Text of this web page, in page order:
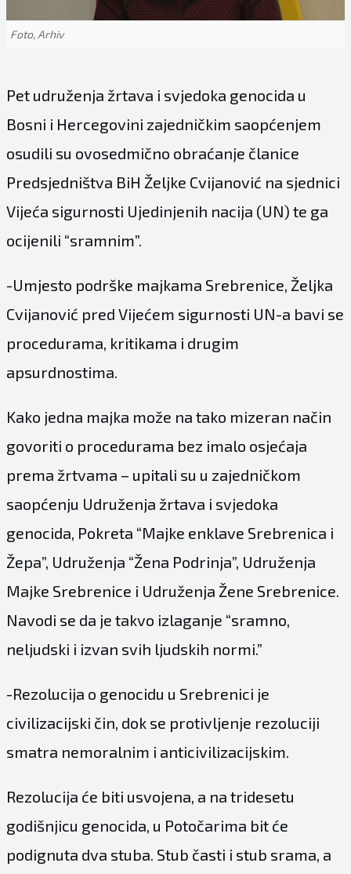
Foto, Arhiv
Pet udruženja žrtava i svjedoka genocida u
Bosni i Hercegovini zajedničkim saopćenjem
osudili su ovosedmično obraćanje članice
Predsjedništva BiH Željke Cvijanović na sjednici
Vijeća sigurnosti Ujedinjenih nacija (UN) te ga
ocijenili “sramnim”.
-Umjesto podrške majkama Srebrenice, Željka
Cvijanović pred Vijećem sigurnosti UN-a bavi se
procedurama, kritikama i drugim
apsurdnostima.
Kako jedna majka može na tako mizeran način
govoriti o procedurama bez imalo osjećaja
prema žrtvama – upitali su u zajedničkom
saopćenju Udruženja žrtava i svjedoka
genocida, Pokreta “Majke enklave Srebrenica i
Žepa”, Udruženja “Žena Podrinja”, Udruženja
Majke Srebrenice i Udruženja Žene Srebrenice.
Navodi se da je takvo izlaganje “sramno,
neljudski i izvan svih ljudskih normi.”
-Rezolucija o genocidu u Srebrenici je
civilizacijski čin, dok se protivljenje rezoluciji
smatra nemoralnim i anticivilizacijskim.
Rezolucija će biti usvojena, a na tridesetu
godišnjicu genocida, u Potočarima bit će
podignuta dva stuba. Stub časti i stub srama, a